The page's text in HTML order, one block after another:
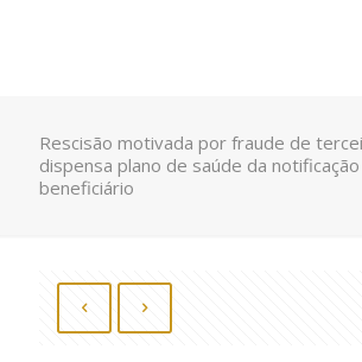
Rescisão motivada por fraude de
dispensa plano de saúde da
beneficiário